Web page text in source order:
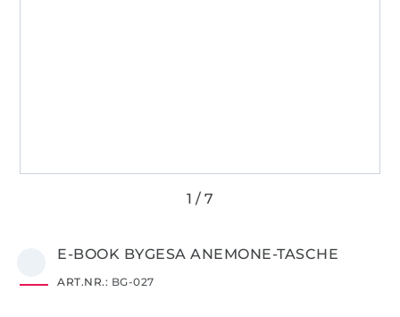
E-BOOK BYGESA ANEMONE-TASCHE
ART.NR.: BG-027